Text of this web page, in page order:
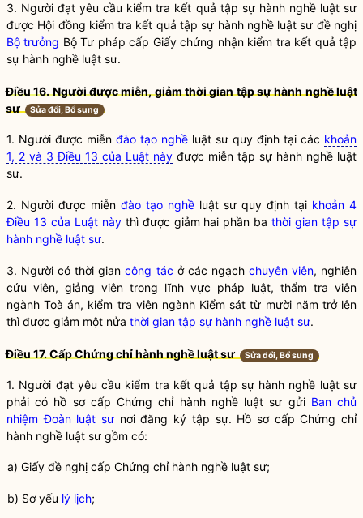
3. Người đạt yêu cầu kiểm tra kết quả tập sự hành nghề luật sư
được Hội đồng kiểm tra kết quả tập sự hành nghề luật sư đề nghị
Bộ trưởng Bộ Tư pháp cấp Giấy chứng nhận kiểm tra kết quả tập
sự hành nghề luật sư.
Điều 16. Người được miễn, giảm thời gian tập sựhành nghềluật
sư
Sửa đổi, Bổ sung
1. Người được miễn đào tạo nghề luật sư quy định tại các khoản
1, 2 và 3 Điều 13 của Luật này được miễn tập sự hành nghề luật
sư.
2. Người được miễn đào tạo nghề luật sư quy định tại khoản 4
Điều 13 của Luật nàythì được giảm hai phần bathời gian tập sự
hành nghề luật sư.
3. Người có thời giancông tác ở các ngạch chuyên viên, nghiên
cứu viên, giảng viên trong lĩnh vực pháp luật, thẩm tra viên
ngành Toà án, kiểm tra viên ngành Kiểm sát từ mười năm trở lên
thì được giảm một nửa thời gian tập sự hành nghề luật sư.
Điều 17. Cấp Chứng chỉhành nghềluật sư Sửa đổi, Bổ sung
1. Người đạt yêu cầu kiểm tra kết quả tập sự hành nghề luật sư
phải có hồ sơ cấp Chứng chỉ hành nghềluật sư gửi Ban chủ
nhiệm Đoàn luật sư nơi đăng ký tập sự. Hồ sơ cấp Chứng chỉ
hành nghề luật sư gồm có:
a) Giấy đề nghị cấp Chứng chỉ hành nghề luật sư;
b) Sơ yếu lý lịch;